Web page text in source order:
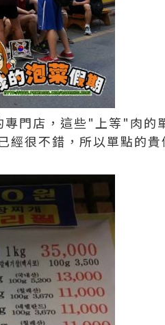
門店，這些"上等"肉的
經很不錯，所以單點的貴